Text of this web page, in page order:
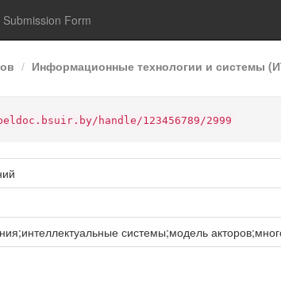
Submission Form
Информационные технологии и системы
handle/123456789/2999
системы;модель